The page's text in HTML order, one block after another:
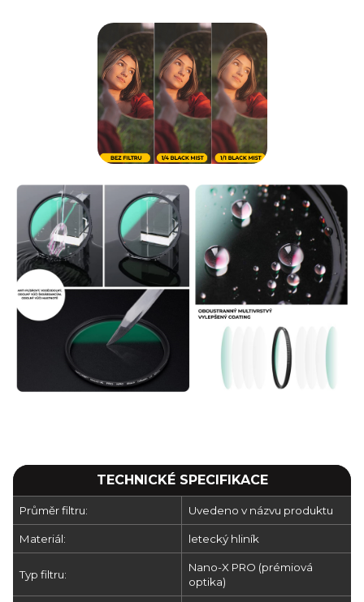
TECHNICKÉ SPECIFIKACE
Průměr filtru: Uvedeno v názvu produktu
Materiál: letecký hliník
Typ filtru:
Nano-X PRO (prémiová
optika)